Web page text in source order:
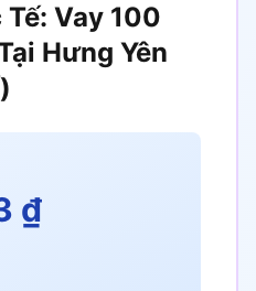
Vay 100
Hưng Yên
₫